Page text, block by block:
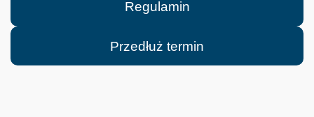
Regulamin
Przedłuż termin